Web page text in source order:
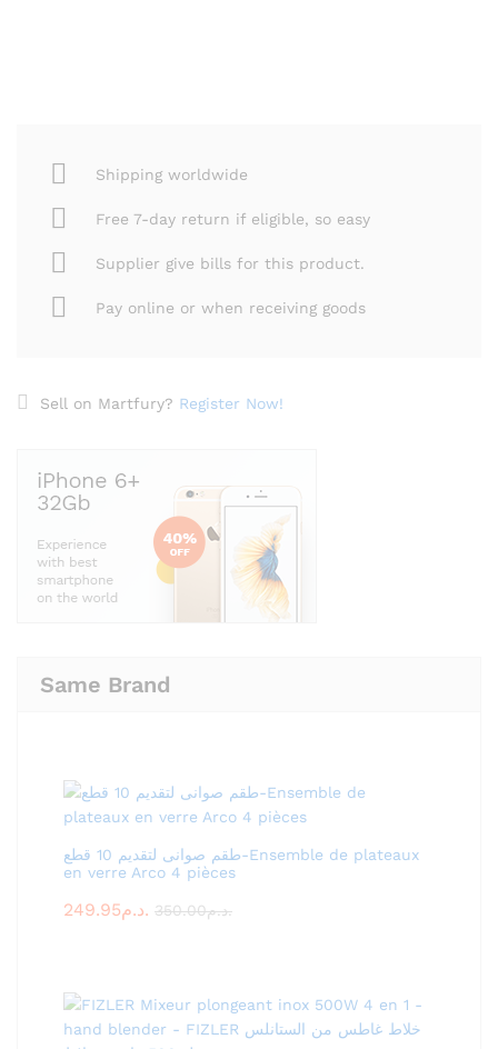
Shipping worldwide
Free 7-day return if eligible, so easy
Supplier give bills for this product.
Pay online or when receiving goods
Sell on Martfury? Register Now!
Same Brand
طقم صوانى لتقديم 10 قطع-Ensemble de plateaux
en verre Arco 4 pièces
249.95 د.م. 350.00 د.م.